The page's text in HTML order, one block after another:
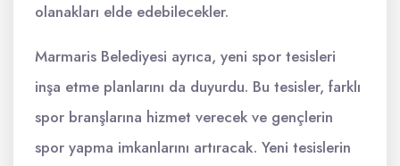
olanakları elde edebilecekler.
Marmaris Belediyesi ayrıca, yeni spor tesisleri
inşa etme planlarını da duyurdu. Bu tesisler, farklı
spor branşlarına hizmet verecek ve gençlerin
spor yapma imkanlarını artıracak. Yeni tesislerin